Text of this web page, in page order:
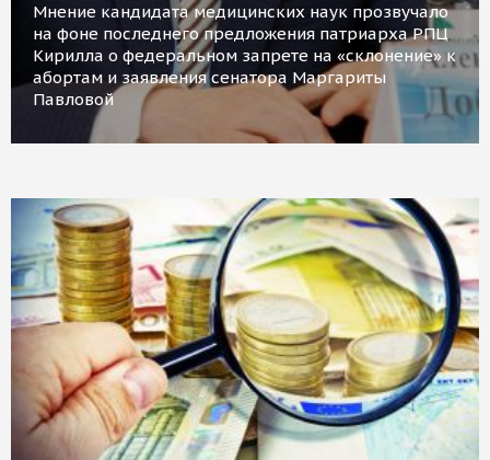
Мнение кандидата медицинских наук прозвучало
на фоне последнего предложения патриарха РПЦ
Кирилла о федеральном запрете на «склонение» к
абортам и заявления сенатора Маргариты
Павловой